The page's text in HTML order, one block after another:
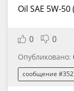
Oil SAE 5W-
0 0
Опубликовано:
сообщение